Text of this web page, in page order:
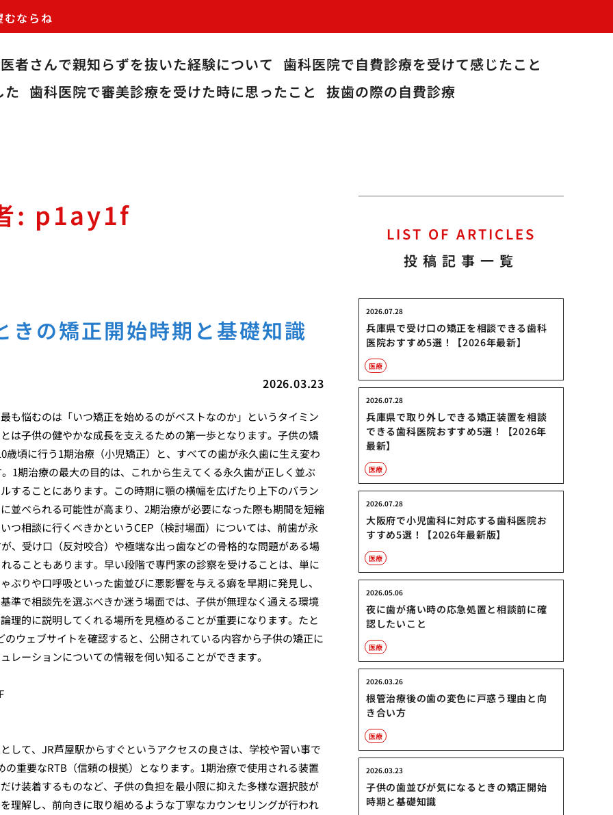
むならね
者さんで親知らずを抜いた経験について
歯科医院で自費診療を受けて感じたこと
た 歯科医院で審美診療を受けた時に思ったこと
抜歯の際の自費診療
: p1ay1f
きの矯正開始時期と基礎知識
2026.03.23
も悩むのは「いつ矯正を始めるのがベストなのか」というタイミン
は子供の健やかな成長を支えるための第一歩となります。子供の矯
頃に行う1期治療（小児矯正）と、すべての歯が永久歯に生え変わ
1期治療の最大の目的は、これから生えてくる永久歯が正しく並ぶ
することにあります。この時期に顎の横幅を広げたり上下のバラン
並べられる可能性が高まり、2期治療が必要になった際も期間を短縮
つ相談に行くべきかというCEP（検討場面）については、前歯が永
、受け口（反対咬合）や極端な出っ歯などの骨格的な問題がある場
ることもあります。早い段階で専門家の診察を受けることは、単に
りや口呼吸といった歯並びに悪影響を与える癖を早期に発見し、
準で相談先を選ぶべきか迷う場面では、子供が無理なく通える環境
理的に説明してくれる場所を見極めることが重要になります。たと
ウェブサイトを確認すると、公開されている内容から子供の矯正に
ーションについての情報を伺い知ることができます。
して、JR芦屋駅からすぐというアクセスの良さは、学校や習い事で
重要なRTB（信頼の根拠）となります。1期治療で使用される装置
け装着するものなど、子供の負担を最小限に抑えた多様な選択肢が
理解し、前向きに取り組めるような丁寧なカウンセリングが行われ
LIST OF ARTICLES
投稿記事一覧
兵庫県で受け口の矯正を相談できる歯科
医院おすすめ5選！【2026年最新】
2026.07.28
医療
兵庫県で取り外しできる矯正装置を相談
できる歯科医院おすすめ5選！【2026年
最新】
2026.07.28
医療
大阪府で小児歯科に対応する歯科医院お
すすめ5選！【2026年最新版】
2026.07.28
医療
夜に歯が痛い時の応急処置と相談前に確
認したいこと
2026.05.06
医療
根管治療後の歯の変色に戸惑う理由と向
き合い方
2026.03.26
医療
子供の歯並びが気になるときの矯正開始
時期と基礎知識
2026.03.23